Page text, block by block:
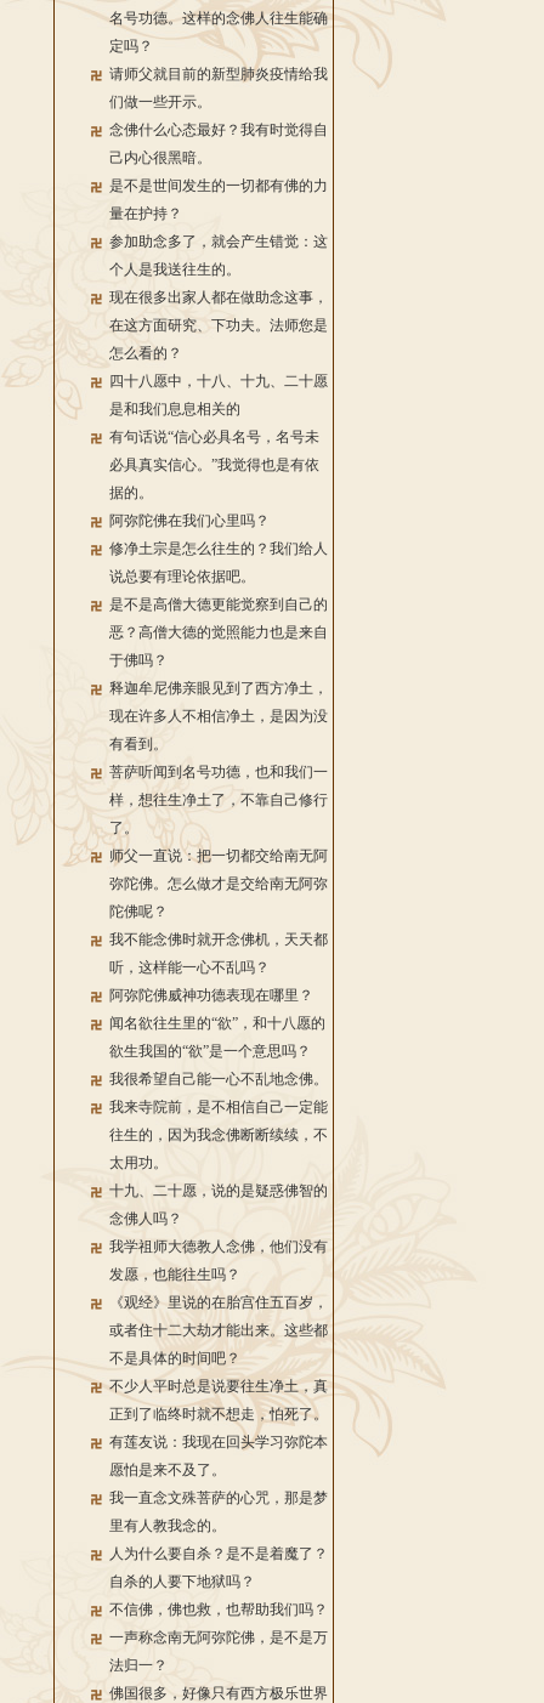
名号功德。这样的念佛人往生能确
定吗？
请师父就目前的新型肺炎疫情给我
们做一些开示。
念佛什么心态最好？我有时觉得自
己内心很黑暗。
是不是世间发生的一切都有佛的力
量在护持？
参加助念多了，就会产生错觉：这
个人是我送往生的。
现在很多出家人都在做助念这事，
在这方面研究、下功夫。法师您是
怎么看的？
四十八愿中，十八、十九、二十愿
是和我们息息相关的
有句话说“信心必具名号，名号未
必具真实信心。”我觉得也是有依
据的。
阿弥陀佛在我们心里吗？
修净土宗是怎么往生的？我们给人
说总要有理论依据吧。
是不是高僧大德更能觉察到自己的
恶？高僧大德的觉照能力也是来自
于佛吗？
释迦牟尼佛亲眼见到了西方净土，
现在许多人不相信净土，是因为没
有看到。
菩萨听闻到名号功德，也和我们一
样，想往生净土了，不靠自己修行
了。
师父一直说：把一切都交给南无阿
弥陀佛。怎么做才是交给南无阿弥
陀佛呢？
我不能念佛时就开念佛机，天天都
听，这样能一心不乱吗？
阿弥陀佛威神功德表现在哪里？
闻名欲往生里的“欲”，和十八愿的
欲生我国的“欲”是一个意思吗？
我很希望自己能一心不乱地念佛。
我来寺院前，是不相信自己一定能
往生的，因为我念佛断断续续，不
太用功。
十九、二十愿，说的是疑惑佛智的
念佛人吗？
我学祖师大德教人念佛，他们没有
发愿，也能往生吗？
《观经》里说的在胎宫住五百岁，
或者住十二大劫才能出来。这些都
不是具体的时间吧？
不少人平时总是说要往生净土，真
正到了临终时就不想走，怕死了。
有莲友说：我现在回头学习弥陀本
愿怕是来不及了。
我一直念文殊菩萨的心咒，那是梦
里有人教我念的。
人为什么要自杀？是不是着魔了？
自杀的人要下地狱吗？
不信佛，佛也救，也帮助我们吗？
一声称念南无阿弥陀佛，是不是万
法归一？
佛国很多，好像只有西方极乐世界